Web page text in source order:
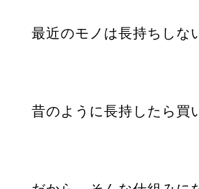
最近のモノは長持ちしな
昔のように長持したら買